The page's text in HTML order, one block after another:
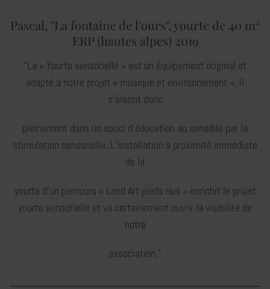
Pascal, "La fontaine de l'ours", yourte de 40 m²
ERP (hautes alpes) 2019
"La « Yourte sensorielle » est un équipement original et
adapté à notre projet « musique et environnement », il
s’inscrit donc
pleinement dans un souci d’éducation au sensible par la
stimulation sensorielle. L’installation à proximité immédiate
de la
yourte d’un parcours « Land Art pieds nus » enrichit le projet
yourte sensorielle et va certainement ouvrir la visibilité de
notre
association."